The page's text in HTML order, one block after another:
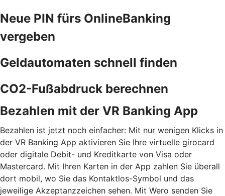
Neue PIN fürs OnlineBanking
vergeben
Geldautomaten schnell finden
CO2-Fußabdruck berechnen
Bezahlen mit der VR Banking App
Bezahlen ist jetzt noch einfacher: Mit nur wenigen Klicks in
der VR Banking App aktivieren Sie Ihre virtuelle girocard
oder digitale Debit- und Kreditkarte von Visa oder
Mastercard. Mit Ihren Karten in der App zahlen Sie überall
dort mobil, wo Sie das Kontaktlos-Symbol und das
jeweilige Akzeptanzzeichen sehen. Mit Wero senden Sie